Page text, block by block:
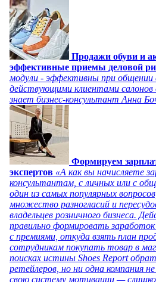
Продажи обуви и
эффективные приемы деловой
модули - эффективны при общении
действующими клиентами салонов
знает бизнес-консультант Анна
Формируем
экспертов «А как вы начисляете
консультантам, с личных или с
один из самых популярных
множество разногласий и
владельцев розничного бизнеса.
правильно формировать
с премиями, откуда взять план
сотрудникам покупать товар в
поисках истины Shoes Report
ретейлеров, но ни одна компания
свою систему мотивации —